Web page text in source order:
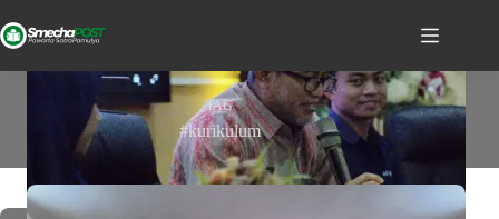
TAG
#kurikulum